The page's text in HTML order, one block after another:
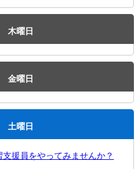
木曜日
金曜日
土曜日
支援員をやってみませんか？